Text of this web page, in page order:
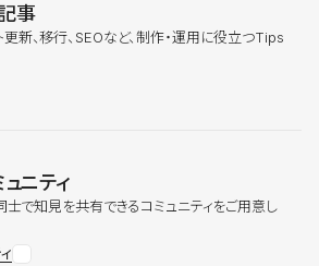
事
新、移行、SEOなど、制作・運用に役立つTips
ニティ
で知見を共有できるコミュニティをご用意し